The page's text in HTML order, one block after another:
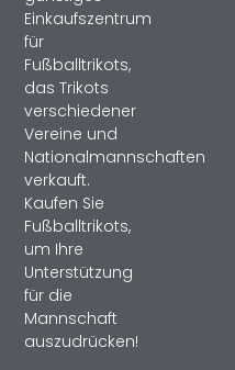
Einkaufszentrum
für
Fußballtrikots,
das Trikots
verschiedener
Vereine und
Nationalmannschaften
verkauft.
Kaufen Sie
Fußballtrikots,
um Ihre
Unterstützung
für die
Mannschaft
auszudrücken!